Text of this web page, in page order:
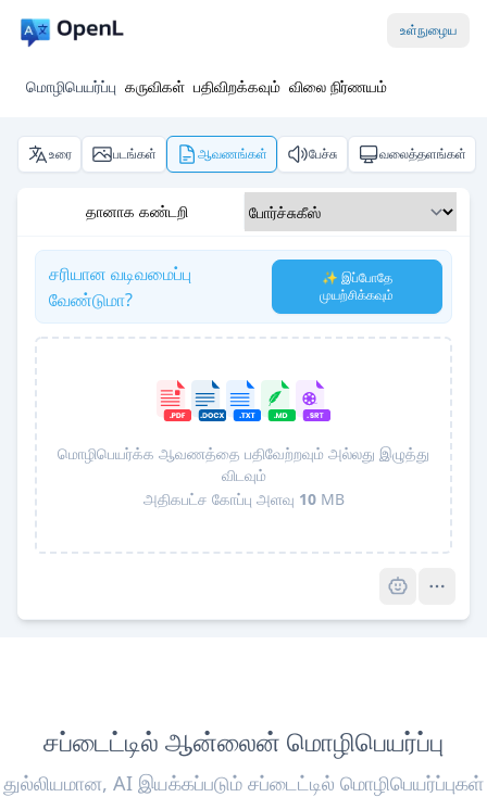
உள்நுழைய
மொழிபெயர்ப்பு கருவிகள் பதிவிறக்கவும் விலை நிர்ணயம்
உரை படங்கள் ஆவணங்கள் பேச்சு வலைத்தளங்கள்
தானாக கண்டறி
சரியான வடிவமைப்பு
வேண்டுமா?
✨ இப்போதே
முயற்சிக்கவும்
மொழிபெயர்க்க ஆவணத்தை பதிவேற்றவும் அல்லது இழுத்து
விடவும்
அதிகபட்ச கோப்பு அளவு 10MB
சப்டைட்டில் ஆன்லைன் மொழிபெயர்ப்பு
துல்லியமான, AI இயக்கப்படும் சப்டைட்டில் மொழிபெயர்ப்புகள்